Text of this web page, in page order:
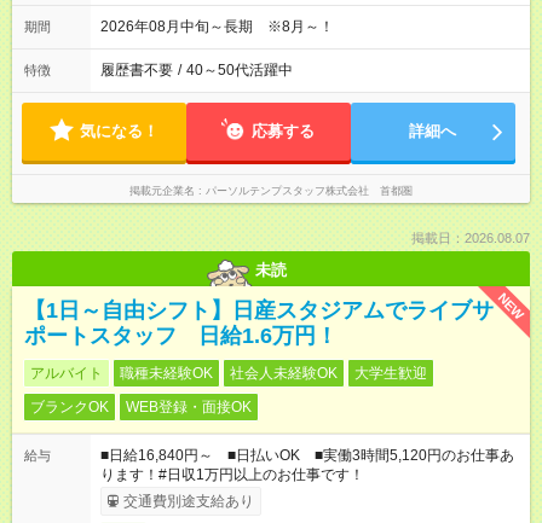
期間 2026年08月中旬～長期 ※8月～！
特徴 履歴書不要 / 40～50代活躍中
気になる！ 応募する 詳細へ
掲載元企業名 パーソルテンプスタッフ株式会社 首都圏
掲載日：2026.08.07
未読
NEW
【1日～自由シフト】日産スタジアムでライブサ
ポートスタッフ 日給1.6万円！
アルバイト 職種未経験OK 社会人未経験OK
大学生歓迎
ブランクOK
WEB登録・面接OK
給与
■日給16,840円～ ■日払いOK ■実働3時間5,120円のお仕事あ
ります！#日収1万円以上のお仕事です！
交通費別途支給あり